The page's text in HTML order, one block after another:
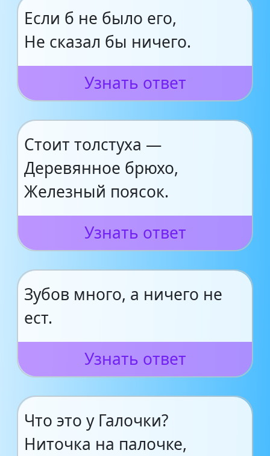
Если б не было его,
Не сказал бы ничего.
Узнать ответ
Стоит толстуха —
Деревянное брюхо,
Железный поясок.
Узнать ответ
Зубов много, а ничего не
ест.
Узнать ответ
Что это у Галочки?
Ниточка на палочке,